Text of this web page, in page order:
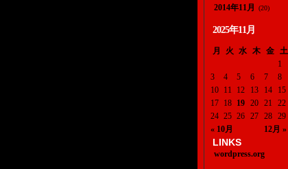
2014年11月 (20)
2025年11月
月 火 水 木 金 土
« 10月 12月 »
1
3
4 5 6 7 8
10
11 12 13 14 15
17
18 19 20 21 22
24 25 26 27 28 29
LINKS
wordpress.org